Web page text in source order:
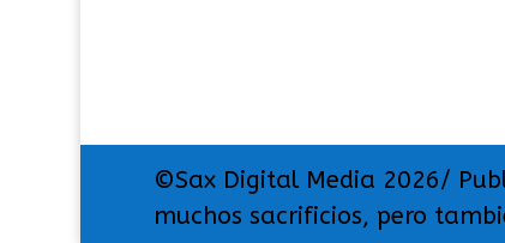
©Sax Digital Media 2026/
muchos sacrificios, pero